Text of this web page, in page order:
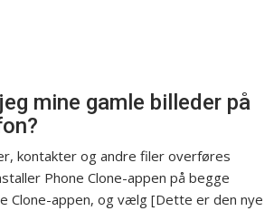
mine gamle billeder på
kontakter og andre filer overføres
Phone Clone-appen på begge
Clone-appen, og vælg [Dette er den nye